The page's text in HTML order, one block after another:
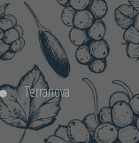
Terranova